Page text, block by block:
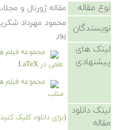
نوع مقاله مقاله ژورنال و
نویسندگان
محمود مهرداد
پور
لینک های
پیشنهادی
مجموعه فیلم
علمی در LaTeX
مجموعه فیلم
متلب
لینک دانلود
مقاله
(برای دانلود کلیک